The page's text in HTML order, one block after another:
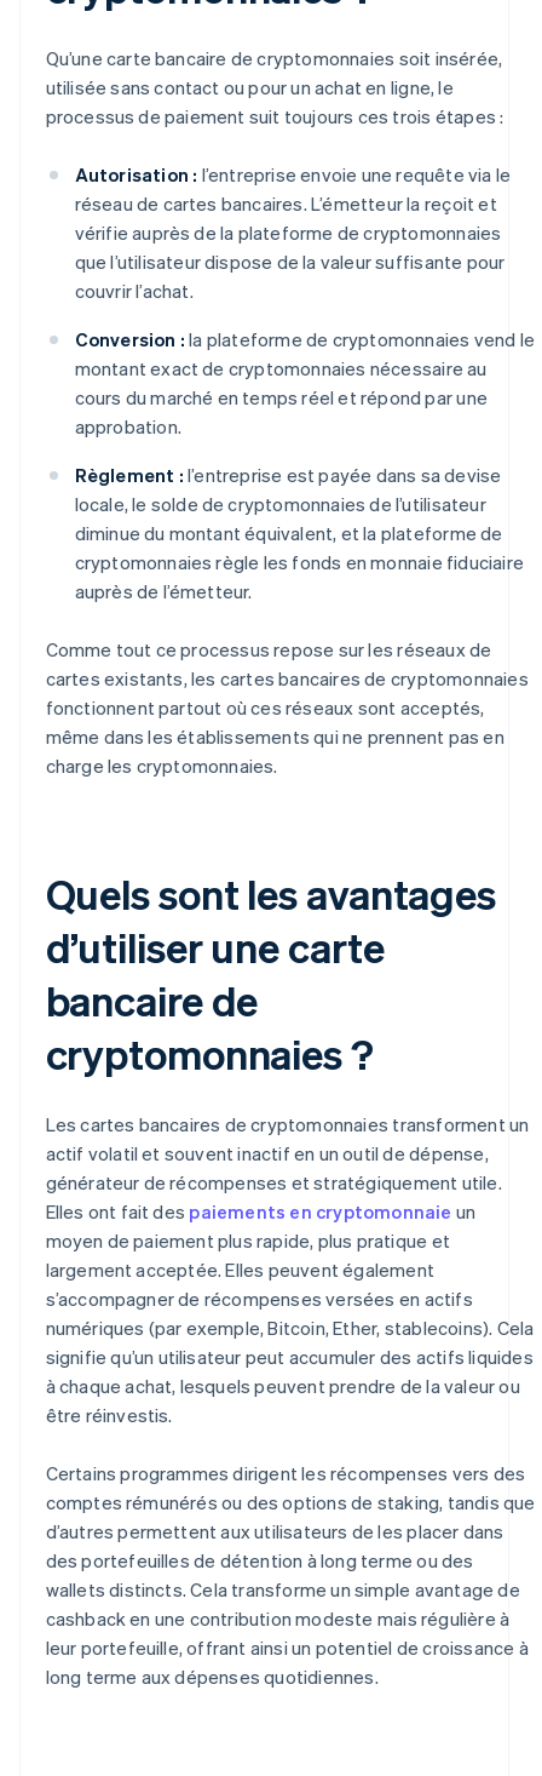
Qu’une carte bancaire de cryptomonnaies soit insérée,
utilisée sans contact ou pour un achat en ligne, le
processus de paiement suit toujours ces trois étapes :
Autorisation : l’entreprise envoie une requête via le
réseau de cartes bancaires. L’émetteur la reçoit et
vérifie auprès de la plateforme de cryptomonnaies
que l’utilisateur dispose de la valeur suffisante pour
couvrir l’achat.
Conversion : la plateforme de cryptomonnaies vend le
montant exact de cryptomonnaies nécessaire au
cours du marché en temps réel et répond par une
approbation.
Règlement : l’entreprise est payée dans sa devise
locale, le solde de cryptomonnaies de l’utilisateur
diminue du montant équivalent, et la plateforme de
cryptomonnaies règle les fonds en monnaie fiduciaire
auprès de l’émetteur.
Comme tout ce processus repose sur les réseaux de
cartes existants, les cartes bancaires de cryptomonnaies
fonctionnent partout où ces réseaux sont acceptés,
même dans les établissements qui ne prennent pas en
charge les cryptomonnaies.
Quels sont les avantages
d’utiliser une carte
bancaire de
cryptomonnaies ?
Les cartes bancaires de cryptomonnaies transforment un
actif volatil et souvent inactif en un outil de dépense,
générateur de récompenses et stratégiquement utile.
Elles ont fait des paiements en cryptomonnaie un
moyen de paiement plus rapide, plus pratique et
largement acceptée. Elles peuvent également
s’accompagner de récompenses versées en actifs
numériques (par exemple, Bitcoin, Ether, stablecoins). Cela
signifie qu’un utilisateur peut accumuler des actifs liquides
à chaque achat, lesquels peuvent prendre de la valeur ou
être réinvestis.
Certains programmes dirigent les récompenses vers des
comptes rémunérés ou des options de staking, tandis que
d’autres permettent aux utilisateurs de les placer dans
des portefeuilles de détention à long terme ou des
wallets distincts. Cela transforme un simple avantage de
cashback en une contribution modeste mais régulière à
leur portefeuille, offrant ainsi un potentiel de croissance à
long terme aux dépenses quotidiennes.